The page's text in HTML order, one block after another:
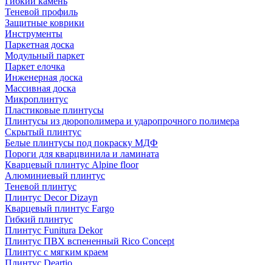
Теневой профиль
Защитные коврики
Инструменты
Паркетная доска
Модульный паркет
Паркет елочка
Инженерная доска
Массивная доска
Микроплинтус
Пластиковые плинтусы
Плинтусы из дюрополимера и ударопрочного полимера
Скрытый плинтус
Белые плинтусы под покраску МДФ
Пороги для кварцвинила и ламината
Кварцевый плинтус Alpine floor
Алюминиевый плинтус
Теневой плинтус
Плинтус Decor Dizayn
Кварцевый плинтус Fargo
Гибкий плинтус
Плинтус Funitura Dekor
Плинтус ПВХ вспененный Rico Concept
Плинтус с мягким краем
Плинтус Deartio